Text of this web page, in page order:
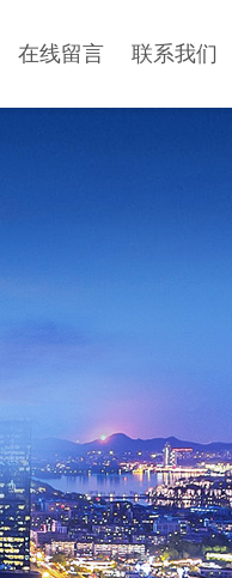
在线留言 联系我们